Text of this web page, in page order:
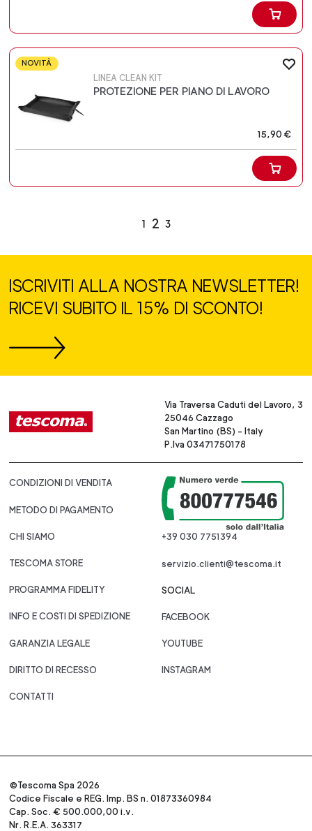
NOVITÀ
LINEA CLEAN KIT
PROTEZIONE PER PIANO DI LAVORO
15,90 €
1 2 3
ISCRIVITI ALLA NOSTRA NEWSLETTER!
RICEVI SUBITO IL 15% DI SCONTO!
Via Traversa Caduti del Lavoro, 3
25046 Cazzago
San Martino (BS) - Italy
P.Iva 03471750178
CONDIZIONI DI VENDITA
METODO DI PAGAMENTO
CHI SIAMO
TESCOMA STORE
PROGRAMMA FIDELITY
INFO E COSTI DI SPEDIZIONE
GARANZIA LEGALE
DIRITTO DI RECESSO
CONTATTI
+39 030 7751394
servizio.clienti@tescoma.it
SOCIAL
FACEBOOK
YOUTUBE
INSTAGRAM
©Tescoma Spa 2026
Codice Fiscale e REG. Imp. BS n. 01873360984
Cap. Soc. € 500.000,00 i.v.
Nr. R.E.A. 363317